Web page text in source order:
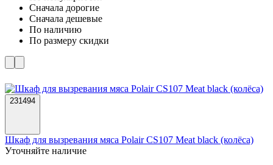
Cначала дорогие
Cначала дешевые
По наличию
По размеру скидки
231494
Шкаф для вызревания мяса Polair CS107 Meat black (колёса)
Уточняйте наличие